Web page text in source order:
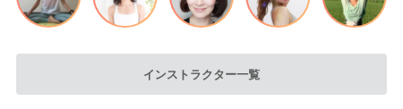
インストラクター一覧